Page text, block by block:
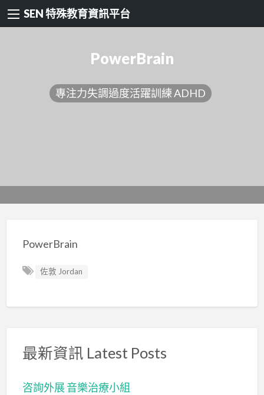
SEN 特殊教育資訊平台
PowerBrain
專注力失調過度活躍訓練 ADHD
PowerBrain
佐敦 Jordan
最新資訊 Latest Posts
咨詢外展 音樂治療小組